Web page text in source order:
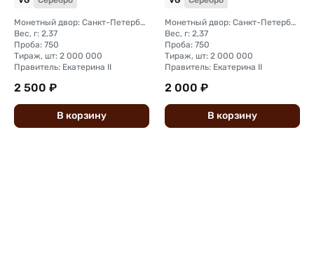
Монетный двор: Санкт-Петербургский монетный двор
Вес, г: 2,37
Проба: 750
Тираж, шт: 2 000 000
Правитель: Екатерина II
2 500 ₽
В корзину
Монетный двор: Санкт-Петербургский монетный двор
Вес, г: 2,37
Проба: 750
Тираж, шт: 2 000 000
Правитель: Екатерина II
2 000 ₽
В корзину